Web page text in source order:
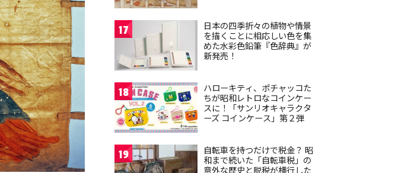
17
日本の四季折々の植物や情景
を描くことに相応しい色を集
めた水彩色鉛筆『色辞典』が
新発売！
18
ハローキティ、ポチャッコた
ちが昭和レトロなコインケー
スに！「サンリオキャラクタ
ーズ コインケース」第２弾
19
自転車を持つだけで税金？ 昭
和まで続いた「自転車税」の
意外な歴史と脱税が横行した